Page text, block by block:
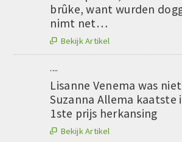
brûke, want wurden
nimt net…
 Bekijk Artikel
....
Lisanne Venema was
Suzanna Allema kaatste
1ste prijs herkansing
 Bekijk Artikel